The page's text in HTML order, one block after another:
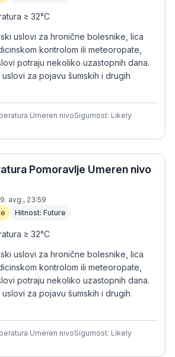
≥ 32°C
uslovi za hronične bolesnike, lica
kontrolom ili meteoropate,
potraju nekoliko uzastopnih dana.
za pojavu šumskih i drugih
Umeren nivoSigurnost: Likely
Pomoravlje Umeren nivo
avg., 23:59
Hitnost: Future
≥ 32°C
uslovi za hronične bolesnike, lica
kontrolom ili meteoropate,
potraju nekoliko uzastopnih dana.
za pojavu šumskih i drugih
Umeren nivoSigurnost: Likely